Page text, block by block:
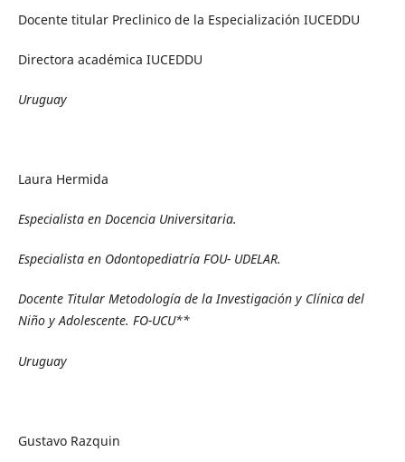
Docente titular Preclinico de la Especialización IUCEDDU
Directora académica IUCEDDU
Uruguay
Laura Hermida
Especialista en Docencia Universitaria.
Especialista en Odontopediatría FOU- UDELAR.
Docente Titular Metodología de la Investigación y Clínica del
Niño y Adolescente. FO-UCU**
Uruguay
Gustavo Razquin